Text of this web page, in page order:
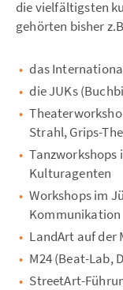
die vielfältigsten
gehörten bisher
das
die JUKs
Strahl, Grips-
Tanzworkshops
Kulturagenten
Workshops im
Kommunikation
LandArt auf der
M24 (Beat-Lab,
StreetArt-